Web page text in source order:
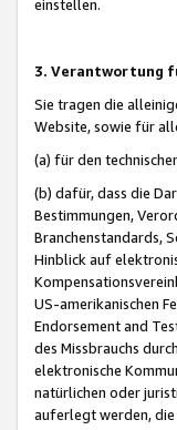
einstellen.
3. Verantwortung
Sie tragen die
Website, sowie für
(a) für den
(b) dafür, dass die
Bestimmungen,
Branchenstandards,
Hinblick auf
US-amerikanischen
Endorsement and
des Missbrauchs
elektronische
natürlichen oder
auferlegt werden,